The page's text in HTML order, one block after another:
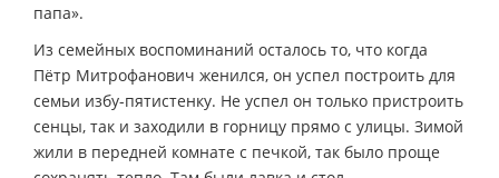
папа».
Из семейных воспоминаний осталось то, что когда
Пётр Митрофанович женился, он успел построить для
семьи избу-пятистенку. Не успел он только пристроить
сенцы, так и заходили в горницу прямо с улицы. Зимой
жили в передней комнате с печкой, так было проще